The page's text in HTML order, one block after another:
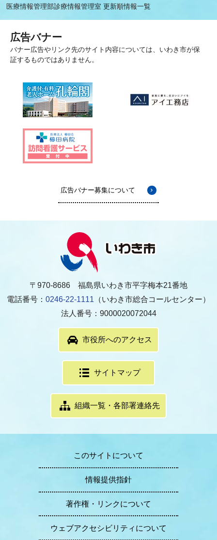
医療情報管理部診療情報管理室 更新順情報一覧
広告バナー
バナー広告やリンク先のサイト内容については、いわき市が保
証するものではありません。
広告バナー募集について
〒970-8686 福島県いわき市平字梅本21番地
電話番号： 0246-22-1111 （いわき市総合コールセンター）
法人番号：9000020072044
市役所へのアクセス
サイトマップ
組織一覧・各部署連絡先
このサイトについて
情報提供指針
著作権・リンクについて
ウェブアクセシビリティについて